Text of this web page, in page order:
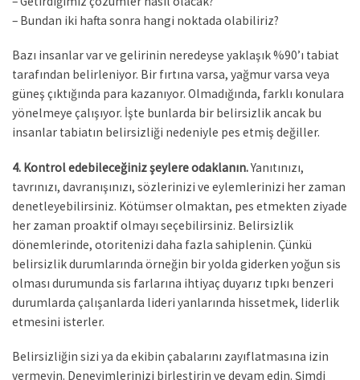
– Bundan iki hafta sonra hangi noktada olabiliriz?
Bazı insanlar var ve gelirinin neredeyse yaklaşık %90’ı tabiat
tarafından belirleniyor. Bir fırtına varsa, yağmur varsa veya
güneş çıktığında para kazanıyor. Olmadığında, farklı konulara
yönelmeye çalışıyor. İşte bunlarda bir belirsizlik ancak bu
insanlar tabiatın belirsizliği nedeniyle pes etmiş değiller.
4. Kontrol edebileceğiniz şeylere odaklanın.Yanıtınızı,
tavrınızı, davranışınızı, sözlerinizi ve eylemlerinizi her zaman
denetleyebilirsiniz. Kötümser olmaktan, pes etmekten ziyade
her zaman proaktif olmayı seçebilirsiniz. Belirsizlik
dönemlerinde, otoritenizi daha fazla sahiplenin. Çünkü
belirsizlik durumlarında örneğin bir yolda giderken yoğun sis
olması durumunda sis farlarına ihtiyaç duyarız tıpkı benzeri
durumlarda çalışanlarda lideri yanlarında hissetmek, liderlik
etmesini isterler.
Belirsizliğin sizi ya da ekibin çabalarını zayıflatmasına izin
vermeyin. Deneyimlerinizi birleştirin ve devam edin. Şimdi